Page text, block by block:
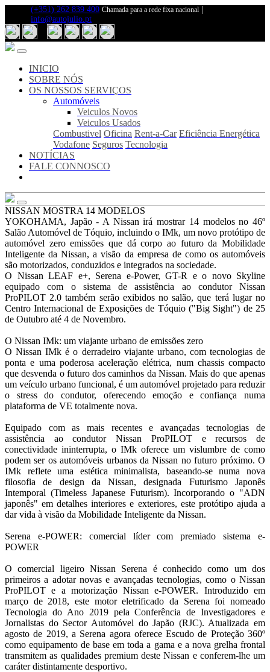
(+351) 262 839 400 Chamada para a rede fixa nacional
info@autojulio.pt
INICIO
SOBRE NÓS
OS NOSSOS SERVIÇOS
Automóveis
Veiculos Novos
Veiculos Usados
Combustivel Oficina Rent-a-Car Eficiência Energética
Vodafone Seguros Tecnologia
NOTÍCIAS
FALE CONNOSCO
Inicio
Sobre
Notícias
Fale
Connosco
Serviços
Veiculos
Novos
Veiculos
Rent-
a-
Car
Eficiência
Energética
Vodafone
Seguros
Tecnologia
NISSAN MOSTRA 14 MODELOS
YOKOHAMA, Japão - A Nissan irá mostrar 14 modelos no 46º
Salão Automóvel de Tóquio, incluindo o IMk, um novo protótipo de
automóvel zero emissões que dá corpo ao futuro da Mobilidade
Inteligente da Nissan, a visão da empresa de como os automóveis
são motorizados, conduzidos e integrados na sociedade.
O Nissan LEAF e+, Serena e-Power, GT-R e o novo Skyline
equipado com o sistema de assistência ao condutor Nissan
ProPILOT 2.0 também serão exibidos no salão, que terá lugar no
Centro Internacional de Exposições de Tóquio ("Big Sight") de 25
de Outubro até 4 de Novembro.
O Nissan IMk: um viajante urbano de emissões zero
O Nissan IMk é o derradeiro viajante urbano, com tecnologias de
ponta e uma poderosa aceleração elétrica, num chassis compacto
que desvenda o futuro dos caminhos da Nissan. Mais do que apenas
um veículo urbano funcional, é um automóvel projetado para reduzir
o stress do condutor, oferecendo emoção e confiança numa
plataforma de VE totalmente nova.
Equipado com as mais recentes e avançadas tecnologias de
assistência ao condutor Nissan ProPILOT e recursos de
conectividade ininterrupta, o IMk oferece um vislumbre de como
podem ser os automóveis urbanos da Nissan no futuro próximo. O
IMk reflete uma estética minimalista, baseando-se numa nova
filosofia de design da Nissan, designada Futurismo Japonês
Intemporal (Timeless Japanese Futurism). Incorporando o "ADN
japonês" em detalhes interiores e exteriores, este protótipo ajuda a
dar vida à visão da Mobilidade Inteligente da Nissan.
Serena e-POWER: comercial líder com premiado sistema e-
POWER
O comercial ligeiro Nissan Serena é conhecido como um dos
primeiros a adotar novas e avançadas tecnologias, como o Nissan
ProPILOT e a motorização Nissan e-POWER. Introduzido em
março de 2018, este motor eletrificado da Serena foi nomeado
Tecnologia do Ano 2019 pela Conferência de Investigadores e
Jornalistas do Sector Automóvel do Japão (RJC). Atualizada em
agosto de 2019, a Serena agora oferece Escudo de Proteção 360º
como equipamento de base em toda a gama e a nova grelha frontal
transmitem as qualidades premium deste Nissan e conferem-lhe um
caráter distintamente desportivo.